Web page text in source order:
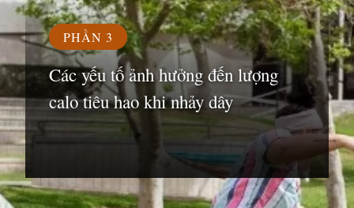
PHẦN 3
Các yếu tố ảnh hưởng đến lượng
calo tiêu hao khi nhảy dây